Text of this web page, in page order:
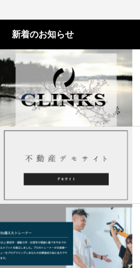
新着のお知らせ